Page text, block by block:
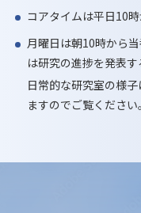
コアタイムは平日10時
月曜日は朝10時から
は研究の進捗を発表す
日常的な研究室の様子
ますのでご覧ください。